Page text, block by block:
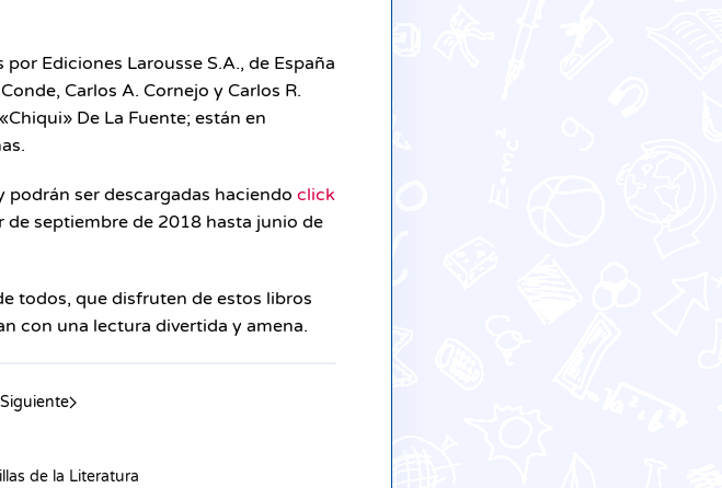
Ediciones Larousse S.A., de España
Carlos A. Cornejo y Carlos R.
De La Fuente; están en
podrán ser descargadas haciendo click
septiembre de 2018 hasta junio de
todos, que disfruten de estos libros
con una lectura divertida y amena.
Siguiente
de la Literatura